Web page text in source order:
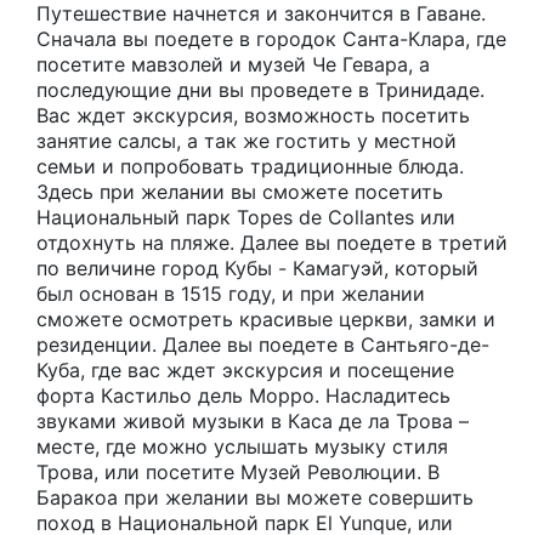
Путешествие начнется и закончится в Гаване.
Сначала вы поедете в городок Санта-Клара, где
посетите мавзолей и музей Че Гевара, а
последующие дни вы проведете в Тринидаде.
Вас ждет экскурсия, возможность посетить
занятие салсы, а так же гостить у местной
семьи и попробовать традиционные блюда.
Здесь при желании вы сможете посетить
Национальный парк Topes de Collantes или
отдохнуть на пляже. Далее вы поедете в третий
по величине город Кубы - Камагуэй, который
был основан в 1515 году, и при желании
сможете осмотреть красивые церкви, замки и
резиденции. Далее вы поедете в Сантьяго-де-
Куба, где вас ждет экскурсия и посещение
форта Кастильо дель Морро. Насладитесь
звуками живой музыки в Каса де ла Трова –
месте, где можно услышать музыку стиля
Трова, или посетите Музей Революции. В
Баракоа при желании вы можете совершить
поход в Национальной парк El Yunque, или